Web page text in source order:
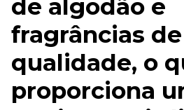
de algodão e
fragrâncias
qualidade, o
proporciona